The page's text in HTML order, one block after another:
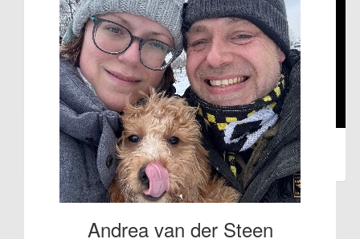
wereld uit!! X
Wesley En Denise Koning
Heel veel succes!!
Anonymous
Andrea van der Steen